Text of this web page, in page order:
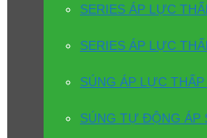
SERIES ÁP LỰC
SERIES ÁP LỰC
SÚNG ÁP LỰC
SÚNG TỰ ĐỘNG ÁP